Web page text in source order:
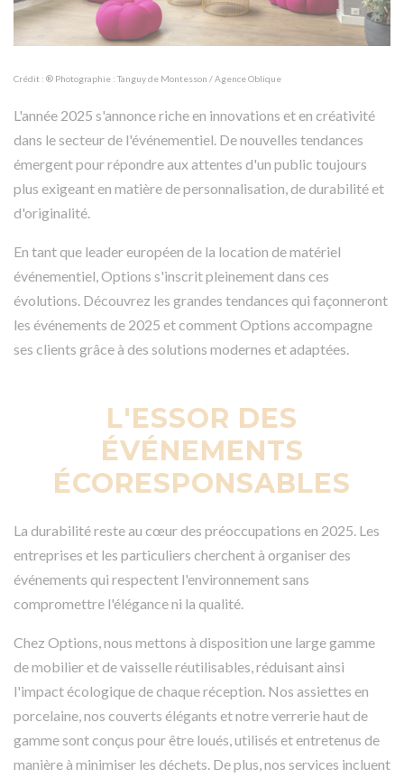
Crédit : ® Photographie : Tanguy de Montesson / Agence Oblique
L'année 2025 s'annonce riche en innovations et en créativité
dans le secteur de l'événementiel. De nouvelles tendances
émergent pour répondre aux attentes d'un public toujours
plus exigeant en matière de personnalisation, de durabilité et
d'originalité.
En tant que leader européen de la location de matériel
événementiel, Options s'inscrit pleinement dans ces
évolutions. Découvrez les grandes tendances qui façonneront
les événements de 2025 et comment Options accompagne
ses clients grâce à des solutions modernes et adaptées.
L'ESSOR DES
ÉVÉNEMENTS
ÉCORESPONSABLES
La durabilité reste au cœur des préoccupations en 2025. Les
entreprises et les particuliers cherchent à organiser des
événements qui respectent l'environnement sans
compromettre l'élégance ni la qualité.
Chez Options, nous mettons à disposition une large gamme
de mobilier et de vaisselle réutilisables, réduisant ainsi
l'impact écologique de chaque réception. Nos assiettes en
porcelaine, nos couverts élégants et notre verrerie haut de
gamme sont conçus pour être loués, utilisés et entretenus de
manière à minimiser les déchets. De plus, nos services incluent